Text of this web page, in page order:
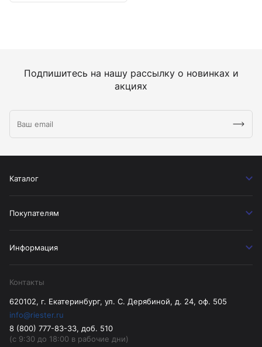
Подпишитесь на нашу рассылку о новинках и
акциях
Каталог
Покупателям
Информация
Контакты
620102, г. Екатеринбург, ул. С. Дерябиной, д. 24, оф. 505
info@riester.ru
8 (800) 777-83-33, доб. 510
(с 9:30 до 18:00 в рабочие дни)